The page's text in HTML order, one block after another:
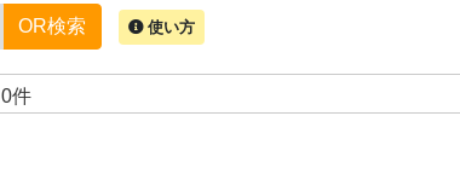
OR検索 使い方
0件